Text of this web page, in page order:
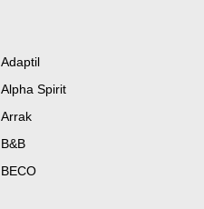
Adaptil
Alpha Spirit
Arrak
B&B
BECO